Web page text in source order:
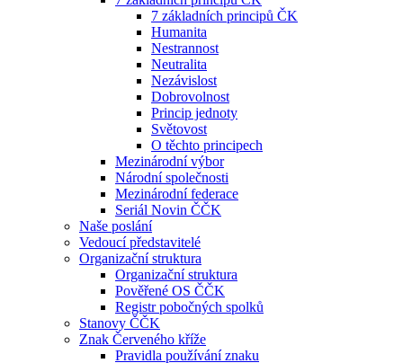
7 základních principů ČK
Humanita
Nestrannost
Neutralita
Nezávislost
Dobrovolnost
Princip jednoty
Světovost
O těchto principech
Mezinárodní výbor
Národní společnosti
Mezinárodní federace
Seriál Novin ČČK
Naše poslání
Vedoucí představitelé
Organizační struktura
Organizační struktura
Pověřené OS ČČK
Registr pobočných spolků
Stanovy ČČK
Znak Červeného kříže
Pravidla používání znaku